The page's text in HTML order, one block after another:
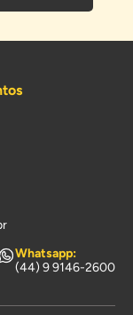
Whatsapp:
(44) 9 9146-2600